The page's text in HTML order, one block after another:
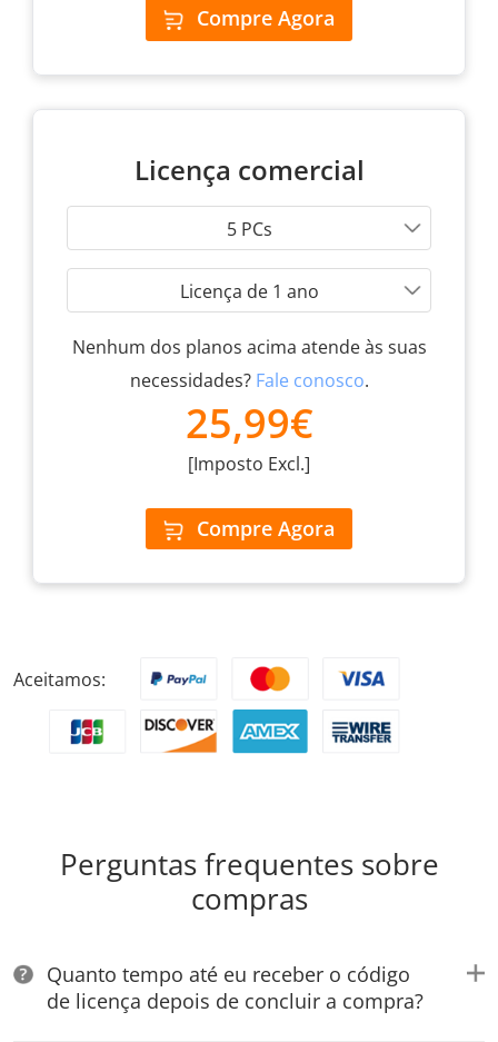
Compre Agora
Licença comercial
5 PCs
Licença de 1 ano
Nenhum dos planos acima atende às suas
necessidades? Fale conosco.
25,99€
[Imposto Excl.]
Compre Agora
Aceitamos:
Perguntas frequentes sobre
compras
Quanto tempo até eu receber o código
de licença depois de concluir a compra?